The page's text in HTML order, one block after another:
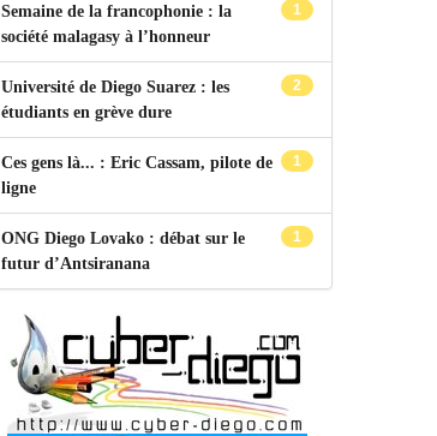
1
Semaine de la francophonie : la
société malagasy à l’honneur
2
Université de Diego Suarez : les
étudiants en grève dure
1
Ces gens là... : Eric Cassam, pilote de
ligne
1
ONG Diego Lovako : débat sur le
futur d’Antsiranana